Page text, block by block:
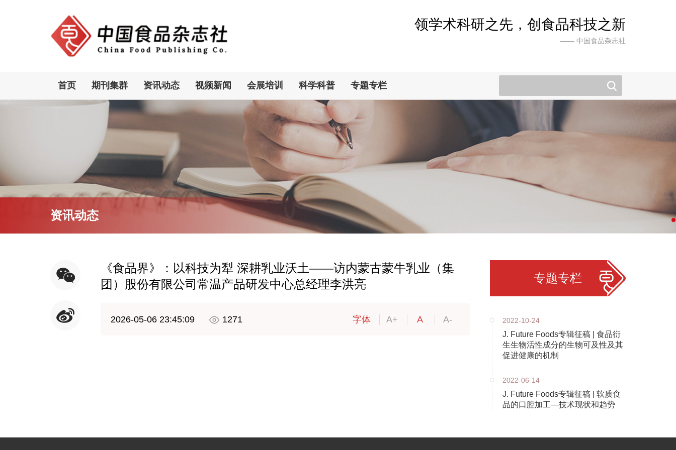
领学术科研之先，创食品科技之新
—— 中国食品杂志社
首页 期刊集群 资讯动态 视频新闻 会展培训 科学科普 专题专栏
资讯动态
《食品界》：以科技为犁 深耕乳业沃土——访内蒙古蒙牛乳业（集
团）股份有限公司常温产品研发中心总经理李洪亮
2026-05-06 23:45:09 1271 字体 A+ A A-
专题专栏
2022-10-24
J. Future Foods专辑征稿 | 食品衍
生生物活性成分的生物可及性及其
促进健康的机制
2022-06-14
J. Future Foods专辑征稿 | 软质食
品的口腔加工—技术现状和趋势